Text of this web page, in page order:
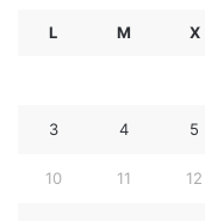
L M X
3 4 5
10 11 12